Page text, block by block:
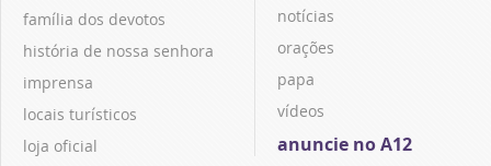
família dos devotos
história de nossa senhora
imprensa
locais turísticos
loja oficial
notícias
orações
papa
vídeos
anuncie no A12